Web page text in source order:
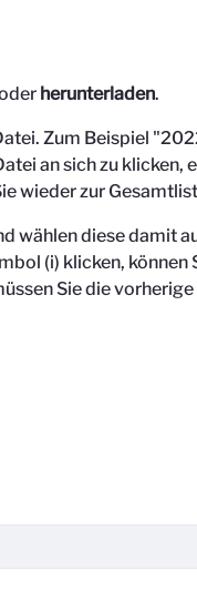
herunterladen.
Zum Beispiel "
an sich zu klicken,
wieder zur
wählen diese damit
(i) klicken, können
Sie die